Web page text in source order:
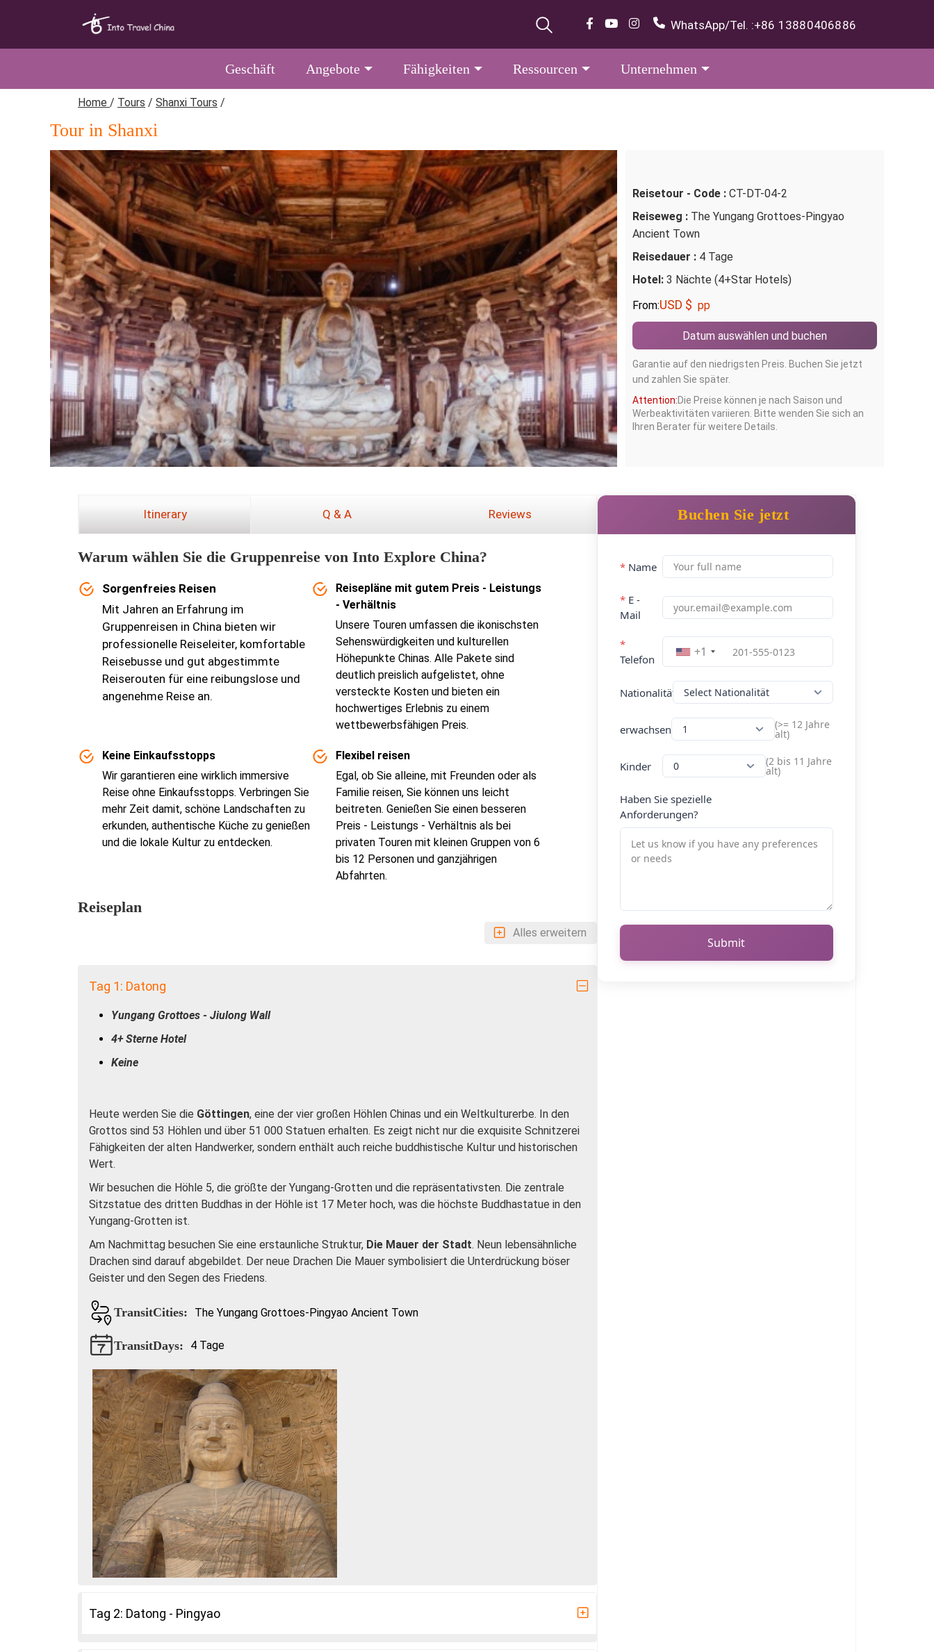
WhatsApp/Tel. :+86 13880406886
Geschäft Angebote Fähigkeiten Ressourcen Unternehmen
Home / Tours / Shanxi Tours /
Tour in Shanxi
Reisetour - Code : CT-DT-04-2
Reiseweg : The Yungang Grottoes-Pingyao
Ancient Town
Reisedauer : 4 Tage
Hotel: 3 Nächte (4+Star Hotels)
From:USD $ pp
Datum auswählen und buchen
Garantie auf den niedrigsten Preis. Buchen Sie jetzt
und zahlen Sie später.
Attention:Die Preise können je nach Saison und
Werbeaktivitäten variieren. Bitte wenden Sie sich an
Ihren Berater für weitere Details.
Itinerary Q & A Reviews
Warum wählen Sie die Gruppenreise von Into Explore China?
Sorgenfreies Reisen
Mit Jahren an Erfahrung im
Gruppenreisen in China bieten wir
professionelle Reiseleiter, komfortable
Reisebusse und gut abgestimmte
Reiserouten für eine reibungslose und
angenehme Reise an.
Reisepläne mit gutem Preis - Leistungs
- Verhältnis
Unsere Touren umfassen die ikonischsten
Sehenswürdigkeiten und kulturellen
Höhepunkte Chinas. Alle Pakete sind
deutlich preislich aufgelistet, ohne
versteckte Kosten und bieten ein
hochwertiges Erlebnis zu einem
wettbewerbsfähigen Preis.
Keine Einkaufsstopps
Wir garantieren eine wirklich immersive
Reise ohne Einkaufsstopps. Verbringen Sie
mehr Zeit damit, schöne Landschaften zu
erkunden, authentische Küche zu genießen
und die lokale Kultur zu entdecken.
Flexibel reisen
Egal, ob Sie alleine, mit Freunden oder als
Familie reisen, Sie können uns leicht
beitreten. Genießen Sie einen besseren
Preis - Leistungs - Verhältnis als bei
privaten Touren mit kleinen Gruppen von 6
bis 12 Personen und ganzjährigen
Abfahrten.
Reiseplan
Alles erweitern
Tag 1: Datong
Yungang Grottoes - Jiulong Wall
4+ Sterne Hotel
Keine
Heute werden Sie die Göttingen, eine der vier großen Höhlen Chinas und ein Weltkulturerbe. In den
Grottos sind 53 Höhlen und über 51 000 Statuen erhalten. Es zeigt nicht nur die exquisite Schnitzerei
Fähigkeiten der alten Handwerker, sondern enthält auch reiche buddhistische Kultur und historischen
Wert.
Wir besuchen die Höhle 5, die größte der Yungang-Grotten und die repräsentativsten. Die zentrale
Sitzstatue des dritten Buddhas in der Höhle ist 17 Meter hoch, was die höchste Buddhastatue in den
Yungang-Grotten ist.
Am Nachmittag besuchen Sie eine erstaunliche Struktur, Die Mauer der Stadt. Neun lebensähnliche
Drachen sind darauf abgebildet. Der neue Drachen Die Mauer symbolisiert die Unterdrückung böser
Geister und den Segen des Friedens.
TransitCities: The Yungang Grottoes-Pingyao Ancient Town
TransitDays: 4 Tage
Tag 2: Datong - Pingyao
Buchen Sie jetzt
* Name
* E -
Mail
*
Telefon
+1
Nationalität
erwachsen (>= 12 Jahre
alt)
Kinder (2 bis 11 Jahre
alt)
Haben Sie spezielle
Anforderungen?